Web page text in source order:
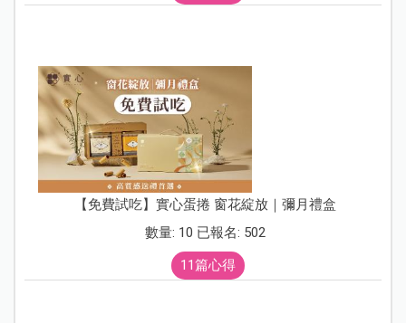
【免費試吃】實心蛋捲 窗花綻放｜彌月禮盒
數量: 10 已報名: 502
11篇心得